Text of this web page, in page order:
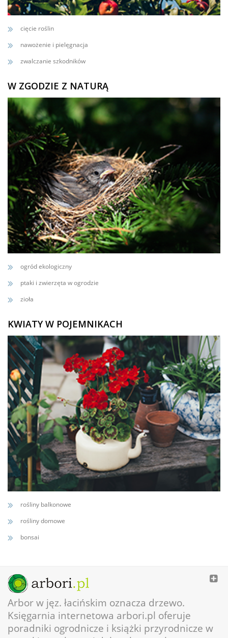
cięcie roślin
nawożenie i pielęgnacja
zwalczanie szkodników
W ZGODZIE Z NATURĄ
ogród ekologiczny
ptaki i zwierzęta w ogrodzie
zioła
KWIATY W POJEMNIKACH
rośliny balkonowe
rośliny domowe
bonsai
Arbor w jęz. łacińskim oznacza drzewo.
Księgarnia internetowa arbori.pl oferuje
poradniki ogrodnicze i książki przyrodnicze w